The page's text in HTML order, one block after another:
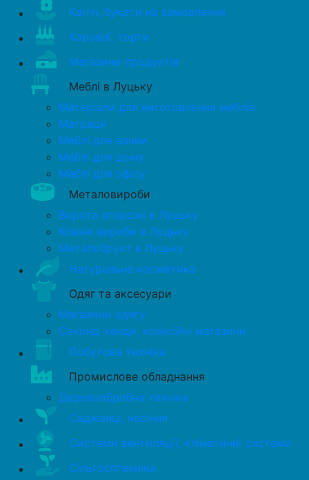
Квіти, букети на замовлення
Короваї, торти
Магазини продуктів
Меблі в Луцьку
Матеріали для виготовлення меблів
Матраци
Меблі для ванни
Меблі для дому
Меблі для офісу
Металовироби
Ворота огорожі в Луцьку
Ковані вироби в Луцьку
Металобрухт в Луцьку
Натуральна косметика
Одяг та аксесуари
Магазини одягу
Секонд-хенди, комісійні магазини
Побутова техніка
Промислове обладнання
Деревообробна техніка
Саджанці, насіння
Системи вентиляції, кліматичні системи
Сільгосптехніка